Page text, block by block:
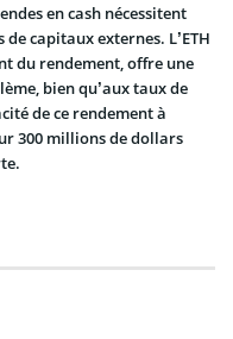
en cash nécessitent
capitaux externes. L’ETH
du rendement, offre une
bien qu’aux taux de
de ce rendement à
300 millions de dollars